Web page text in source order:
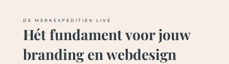
DE MERKEXPEDITIE® LIVE
Hét fundament voor jouw
branding en webdesign